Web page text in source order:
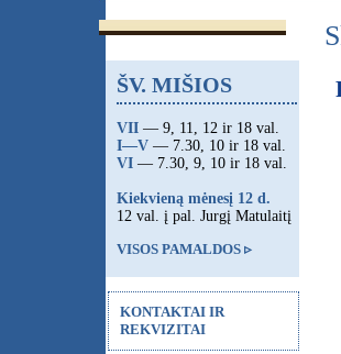
ŠV. MIŠIOS
VII — 9, 11, 12 ir 18 val.
I—V — 7.30, 10 ir 18 val.
VI — 7.30, 9, 10 ir 18 val.
Kiekvieną mėnesį 12 d.
12 val. į pal. Jurgį Matulaitį
VISOS PAMALDOS ▹
KONTAKTAI IR
REKVIZITAI